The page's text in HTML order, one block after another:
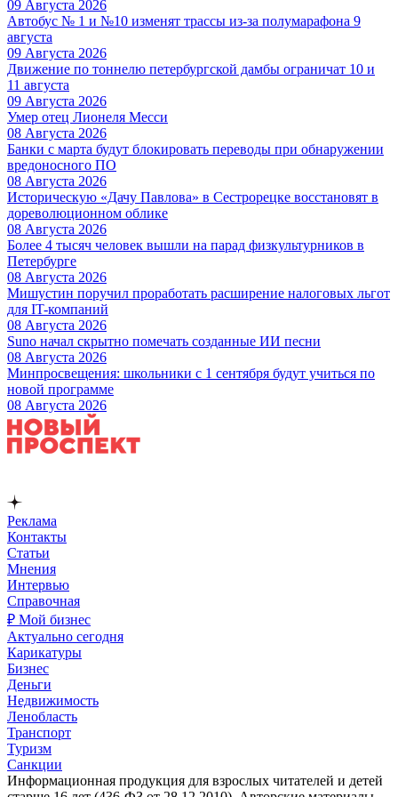
09 Августа 2026
Автобус № 1 и №10 изменят трассы из-за полумарафона 9
августа
09 Августа 2026
Движение по тоннелю петербургской дамбы ограничат 10 и
11 августа
09 Августа 2026
Умер отец Лионеля Месси
08 Августа 2026
Банки с марта будут блокировать переводы при обнаружении
вредоносного ПО
08 Августа 2026
Историческую «Дачу Павлова» в Сестрорецке восстановят в
дореволюционном облике
08 Августа 2026
Более 4 тысяч человек вышли на парад физкультурников в
Петербурге
08 Августа 2026
Мишустин поручил проработать расширение налоговых льгот
для IT-компаний
08 Августа 2026
Suno начал скрытно помечать созданные ИИ песни
08 Августа 2026
Минпросвещения: школьники с 1 сентября будут учиться по
новой программе
08 Августа 2026
Реклама
Контакты
Статьи
Мнения
Интервью
Справочная
₽ Мой бизнес
Актуально сегодня
Карикатуры
Бизнес
Деньги
Недвижимость
Ленобласть
Транспорт
Туризм
Санкции
Информационная продукция для взрослых читателей и детей